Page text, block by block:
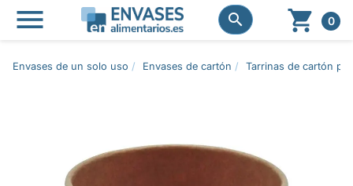
 
  0
Envases de un solo uso Envases de cartón Tarrinas de cartón